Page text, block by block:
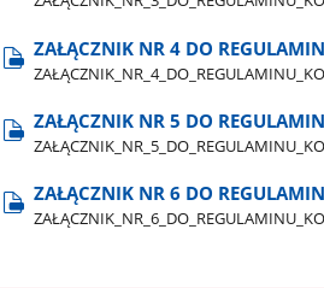
ZAŁĄCZNIK NR 4 DO
ZAŁĄCZNIK NR 5 DO
ZAŁĄCZNIK NR 6 DO